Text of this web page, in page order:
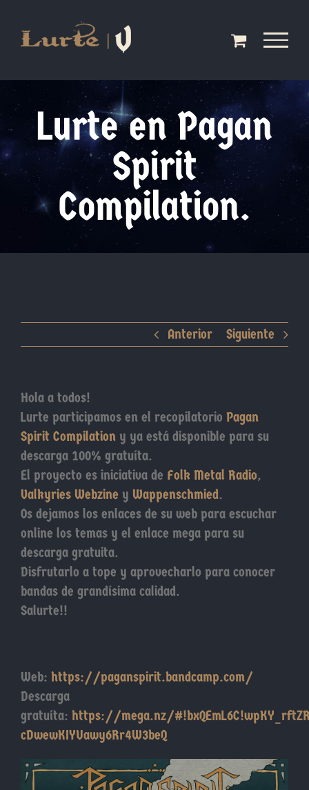
contenido
Lurte en Pagan
Spirit
Compilation.
Anterior Siguiente
Hola a todos!
Lurte participamos en el recopilatorio Pagan
Spirit Compilation y ya está disponible para su
descarga 100% gratuíta.
El proyecto es iniciativa de Folk Metal Radio,
Valkyries Webzine y Wappenschmied.
Os dejamos los enlaces de su web para escuchar
online los temas y el enlace mega para su
descarga gratuita.
Disfrutarlo a tope y aprovecharlo para conocer
bandas de grandísima calidad.
Salurte!!
Web: https://paganspirit.bandcamp.com/
Descarga
gratuíta: https://mega.nz/
cDwewKIYUawy6Rr4W3beQ